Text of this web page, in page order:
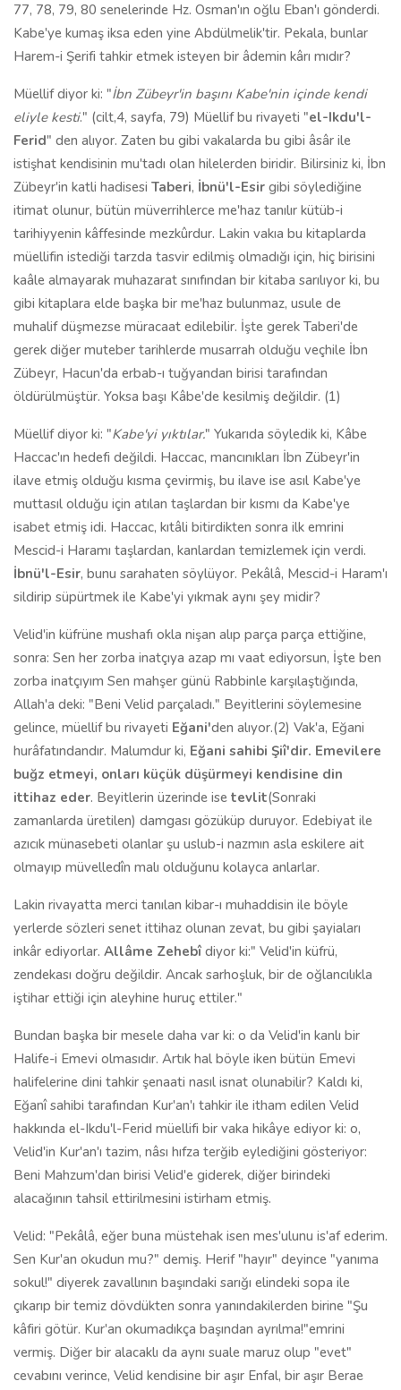
77, 78, 79, 80 senelerinde Hz. Osman'ın oğlu Eban'ı gönderdi.
Kabe'ye kumaş iksa eden yine Abdülmelik'tir. Pekala, bunlar
Harem-i Şerifi tahkir etmek isteyen bir âdemin kârı mıdır?
Müellif diyor ki: "İbn Zübeyr'in başını Kabe'nin içinde kendi
eliyle kesti." (cilt,4, sayfa, 79) Müellif bu rivayeti "el-Ikdu'l-
Ferid" den alıyor. Zaten bu gibi vakalarda bu gibi âsâr ile
istişhat kendisinin mu'tadı olan hilelerden biridir. Bilirsiniz ki, İbn
Zübeyr'in katli hadisesi Taberi, İbnü'l-Esir gibi söylediğine
itimat olunur, bütün müverrihlerce me'haz tanılır kütüb-i
tarihiyyenin kâffesinde mezkûrdur. Lakin vakıa bu kitaplarda
müellifin istediği tarzda tasvir edilmiş olmadığı için, hiç birisini
kaâle almayarak muhazarat sınıfından bir kitaba sarılıyor ki, bu
gibi kitaplara elde başka bir me'haz bulunmaz, usule de
muhalif düşmezse müracaat edilebilir. İşte gerek Taberi'de
gerek diğer muteber tarihlerde musarrah olduğu veçhile İbn
Zübeyr, Hacun'da erbab-ı tuğyandan birisi tarafından
öldürülmüştür. Yoksa başı Kâbe'de kesilmiş değildir. (1)
Müellif diyor ki: "Kabe'yi yıktılar." Yukarıda söyledik ki, Kâbe
Haccac'ın hedefi değildi. Haccac, mancınıkları İbn Zübeyr'in
ilave etmiş olduğu kısma çevirmiş, bu ilave ise asıl Kabe'ye
muttasıl olduğu için atılan taşlardan bir kısmı da Kabe'ye
isabet etmiş idi. Haccac, kıtâli bitirdikten sonra ilk emrini
Mescid-i Haramı taşlardan, kanlardan temizlemek için verdi.
İbnü'l-Esir, bunu sarahaten söylüyor. Pekâlâ, Mescid-i Haram'ı
sildirip süpürtmek ile Kabe'yi yıkmak aynı şey midir?
Velid'in küfrüne mushafı okla nişan alıp parça parça ettiğine,
sonra: Sen her zorba inatçıya azap mı vaat ediyorsun, İşte ben
zorba inatçıyım Sen mahşer günü Rabbinle karşılaştığında,
Allah'a deki: "Beni Velid parçaladı." Beyitlerini söylemesine
gelince, müellif bu rivayeti Eğani'den alıyor.(2) Vak'a, Eğani
hurâfatındandır. Malumdur ki, Eğani sahibi Şiî'dir. Emevilere
buğz etmeyi, onları küçük düşürmeyi kendisine din
ittihaz eder. Beyitlerin üzerinde ise tevlit(Sonraki
zamanlarda üretilen) damgası gözüküp duruyor. Edebiyat ile
azıcık münasebeti olanlar şu uslub-i nazmın asla eskilere ait
olmayıp müvelledîn malı olduğunu kolayca anlarlar.
Lakin rivayatta merci tanılan kibar-ı muhaddisin ile böyle
yerlerde sözleri senet ittihaz olunan zevat, bu gibi şayiaları
inkâr ediyorlar. Allâme Zehebî diyor ki:" Velid'in küfrü,
zendekası doğru değildir. Ancak sarhoşluk, bir de oğlancılıkla
iştihar ettiği için aleyhine huruç ettiler."
Bundan başka bir mesele daha var ki: o da Velid'in kanlı bir
Halife-i Emevi olmasıdır. Artık hal böyle iken bütün Emevi
halifelerine dini tahkir şenaati nasıl isnat olunabilir? Kaldı ki,
Eğanî sahibi tarafından Kur'an'ı tahkir ile itham edilen Velid
hakkında el-Ikdu'l-Ferid müellifi bir vaka hikâye ediyor ki: o,
Velid'in Kur'an'ı tazim, nâsı hıfza terğib eylediğini gösteriyor:
Beni Mahzum'dan birisi Velid'e giderek, diğer birindeki
alacağının tahsil ettirilmesini istirham etmiş.
Velid: "Pekâlâ, eğer buna müstehak isen mes'ulunu is'af ederim.
Sen Kur'an okudun mu?" demiş. Herif "hayır" deyince "yanıma
sokul!" diyerek zavallının başındaki sarığı elindeki sopa ile
çıkarıp bir temiz dövdükten sonra yanındakilerden birine "Şu
kâfiri götür. Kur'an okumadıkça başından ayrılma!"emrini
vermiş. Diğer bir alacaklı da aynı suale maruz olup "evet"
cevabını verince, Velid kendisine bir aşır Enfal, bir aşır Berae